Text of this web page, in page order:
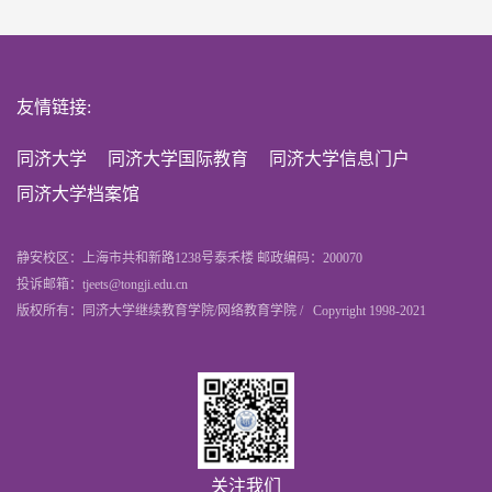
友情链接:
同济大学 同济大学国际教育
同济大学信息门户
同济大学档案馆
静安校区：上海市共和新路1238号泰禾楼 邮政编码：200070
投诉邮箱：tjeets@tongji.edu.cn
版权所有：同济大学继续教育学院/网络教育学院 / Copyright 1998-2021
关注我们